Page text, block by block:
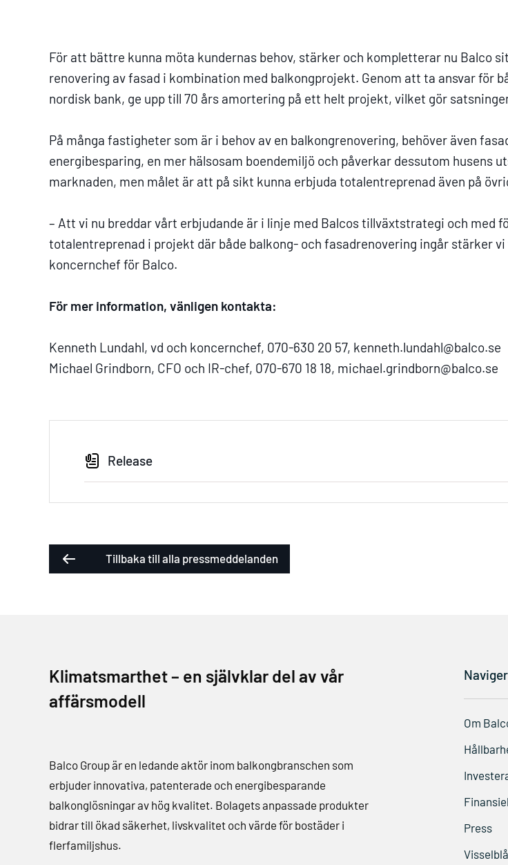
För att bättre kunna möta kundernas behov, stärker och kompletterar nu Balco
renovering av fasad i kombination med balkongprojekt. Genom att ta ansvar för
nordisk bank, ge upp till 70 års amortering på ett helt projekt, vilket gör
På många fastigheter som är i behov av en balkongrenovering, behöver även
energibesparing, en mer hälsosam boendemiljö och påverkar dessutom husens
marknaden, men målet är att på sikt kunna erbjuda totalentreprenad även på
– Att vi nu breddar vårt erbjudande är i linje med Balcos tillväxtstrategi och med
totalentreprenad i projekt där både balkong- och fasadrenovering ingår stärker
koncernchef för Balco.
För mer information, vänligen kontakta:
Kenneth Lundahl, vd och koncernchef, 070-630 20 57, kenneth.lundahl@balco.se
Michael Grindborn, CFO och IR-chef, 070-670 18 18, michael.grindborn@balco.se
Release
Tillbaka till alla pressmeddelanden
Klimatsmarthet – en självklar del av vår
affärsmodell
Balco Group är en ledande aktör inom balkongbranschen som
erbjuder innovativa, patenterade och energibesparande
balkonglösningar av hög kvalitet. Bolagets anpassade produkter
bidrar till ökad säkerhet, livskvalitet och värde för bostäder i
flerfamiljshus.
Om
Press